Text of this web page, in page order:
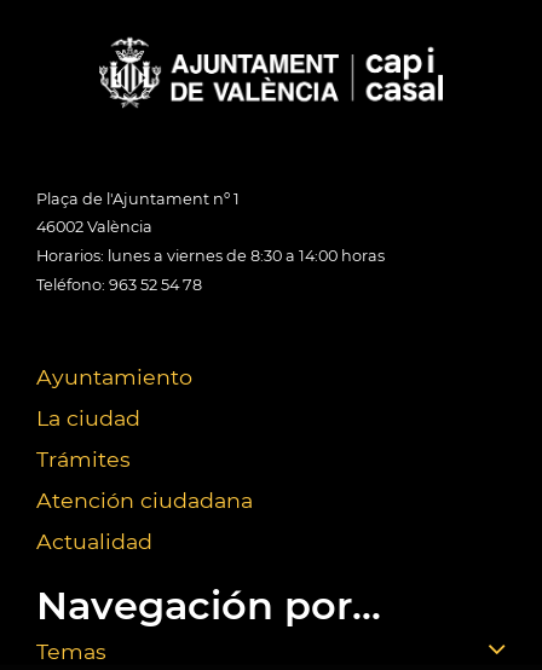
Plaça de l'Ajuntament nº 1
46002 València
Horarios: lunes a viernes de 8:30 a 14:00 horas
Teléfono: 963 52 54 78
Ayuntamiento
La ciudad
Trámites
Atención ciudadana
Actualidad
Navegación por...
Temas